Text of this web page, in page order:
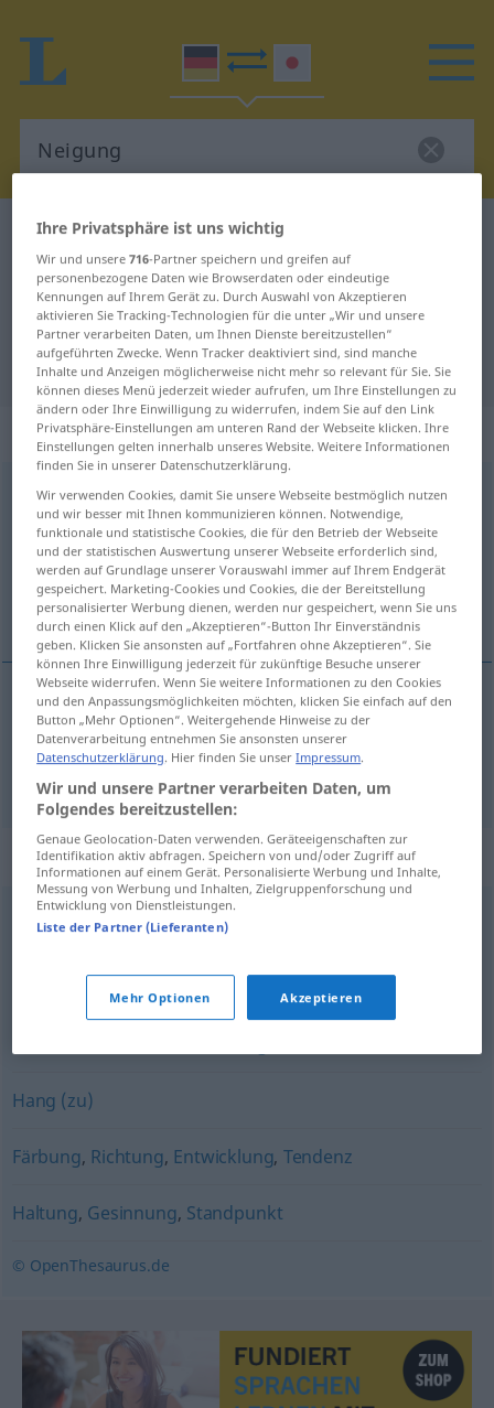
Deutsch-Japanisch Wörterbuch
Deutsch-Japanisch Übersetzung
für "Neigung"
"Neigung" Japanisch Übersetzung
„Neigung“: weiblich
Neigungf
Übersicht aller Übersetzungen
(Für mehr Details die Übersetzung anklicken/antippen)
傾斜, 傾向
傾斜[keisha] Neigung
[keikō] Neigung
Synonyme für "Neigung"
Angewohnheit
Verlangen Hang
Hang (zu)
Färbung, Richtung, Entwicklung, Tendenz
Haltung, Gesinnung, Standpunkt
© OpenThesaurus.de
Ihre Privatsphäre ist uns wichtig
Wir und unsere716-Partner speichern und greifen auf
personenbezogene Daten wie Browserdaten oder eindeutige
Kennungen auf Ihrem Gerät zu. Durch Auswahl von Akzeptieren
aktivieren Sie Tracking-Technologien für die unter „Wir und unsere
Partner verarbeiten Daten, um Ihnen Dienste bereitzustellen“
aufgeführten Zwecke. Wenn Tracker deaktiviert sind, sind manche
Inhalte und Anzeigen möglicherweise nicht mehr so relevant für Sie. Sie
können dieses Menü jederzeit wieder aufrufen, um Ihre Einstellungen zu
ändern oder Ihre Einwilligung zu widerrufen, indem Sie auf den Link
Privatsphäre-Einstellungen am unteren Rand der Webseite klicken. Ihre
Einstellungen gelten innerhalb unseres Website. Weitere Informationen
finden Sie in unserer Datenschutzerklärung.
Wir verwenden Cookies, damit Sie unsere Webseite bestmöglich nutzen
und wir besser mit Ihnen kommunizieren können. Notwendige,
funktionale und statistische Cookies, die für den Betrieb der Webseite
und der statistischen Auswertung unserer Webseite erforderlich sind,
werden auf Grundlage unserer Vorauswahl immer auf Ihrem Endgerät
gespeichert. Marketing-Cookies und Cookies, die der Bereitstellung
personalisierter Werbung dienen, werden nur gespeichert, wenn Sie uns
durch einen Klick auf den „Akzeptieren“-Button Ihr Einverständnis
geben. Klicken Sie ansonsten auf „Fortfahren ohne Akzeptieren“. Sie
können Ihre Einwilligung jederzeit für zukünftige Besuche unserer
Webseite widerrufen. Wenn Sie weitere Informationen zu den Cookies
und den Anpassungsmöglichkeiten möchten, klicken Sie einfach auf den
Button „Mehr Optionen“. Weitergehende Hinweise zu der
Datenverarbeitung entnehmen Sie ansonsten unserer
Datenschutzerklärung. Hier finden Sie unserImpressum.
Wir und unsere Partner verarbeiten Daten, um
Folgendes bereitzustellen:
Genaue Geolocation-Daten verwenden. Geräteeigenschaften zur
Identifikation aktiv abfragen. Speichern von und/oder Zugriff auf
Informationen auf einem Gerät. Personalisierte Werbung und Inhalte,
Messung von Werbung und Inhalten, Zielgruppenforschung und
Entwicklung von Dienstleistungen.
Liste der Partner (Lieferanten)
Mehr Optionen Akzeptieren